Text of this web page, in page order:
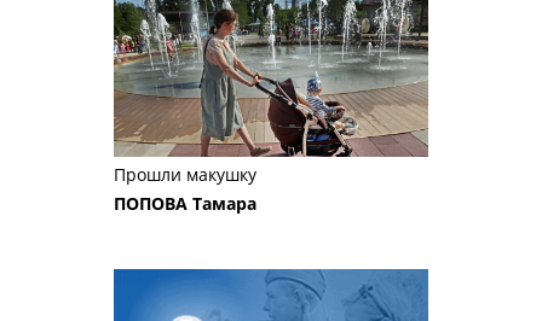
Прошли макушку
ПОПОВА Тамара